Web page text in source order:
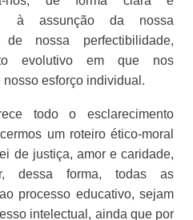
à assunção da nossa
de nossa perfectibilidade,
evolutivo em que nos
esforço individual.
todo o esclarecimento
um roteiro ético-moral
de justiça, amor e caridade,
dessa forma, todas as
processo educativo, sejam
intelectual, ainda que por